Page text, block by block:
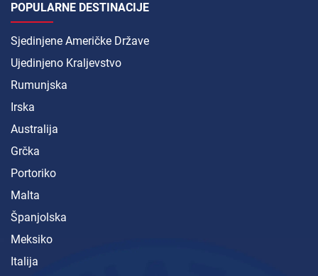
POPULARNE DESTINACIJE
Sjedinjene Američke Države
Ujedinjeno Kraljevstvo
Rumunjska
Irska
Australija
Grčka
Portoriko
Malta
Španjolska
Meksiko
Italija